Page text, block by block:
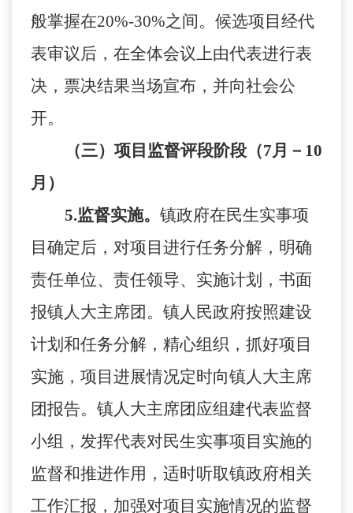
般掌握在20%-30%之间。候选项目经代
表审议后，在全体会议上由代表进行表
决，票决结果当场宣布，并向社会公
开。
（三）项目监督评段阶段（7月－ 10
月）
5.监督实施。 镇政府在民生实事项
目确定后，对项目进行任务分解，明确
责任单位、责任领导、实施计划，书面
报镇人大主席团。镇人民政府按照建设
计划和任务分解，精心组织，抓好项目
实施，项目进展情况定时向镇人大主席
团报告。镇人大主席团应组建代表监督
小组，发挥代表对民生实事项目实施的
监督和推进作用，适时听取镇政府相关
工作汇报，加强对项目实施情况的监督